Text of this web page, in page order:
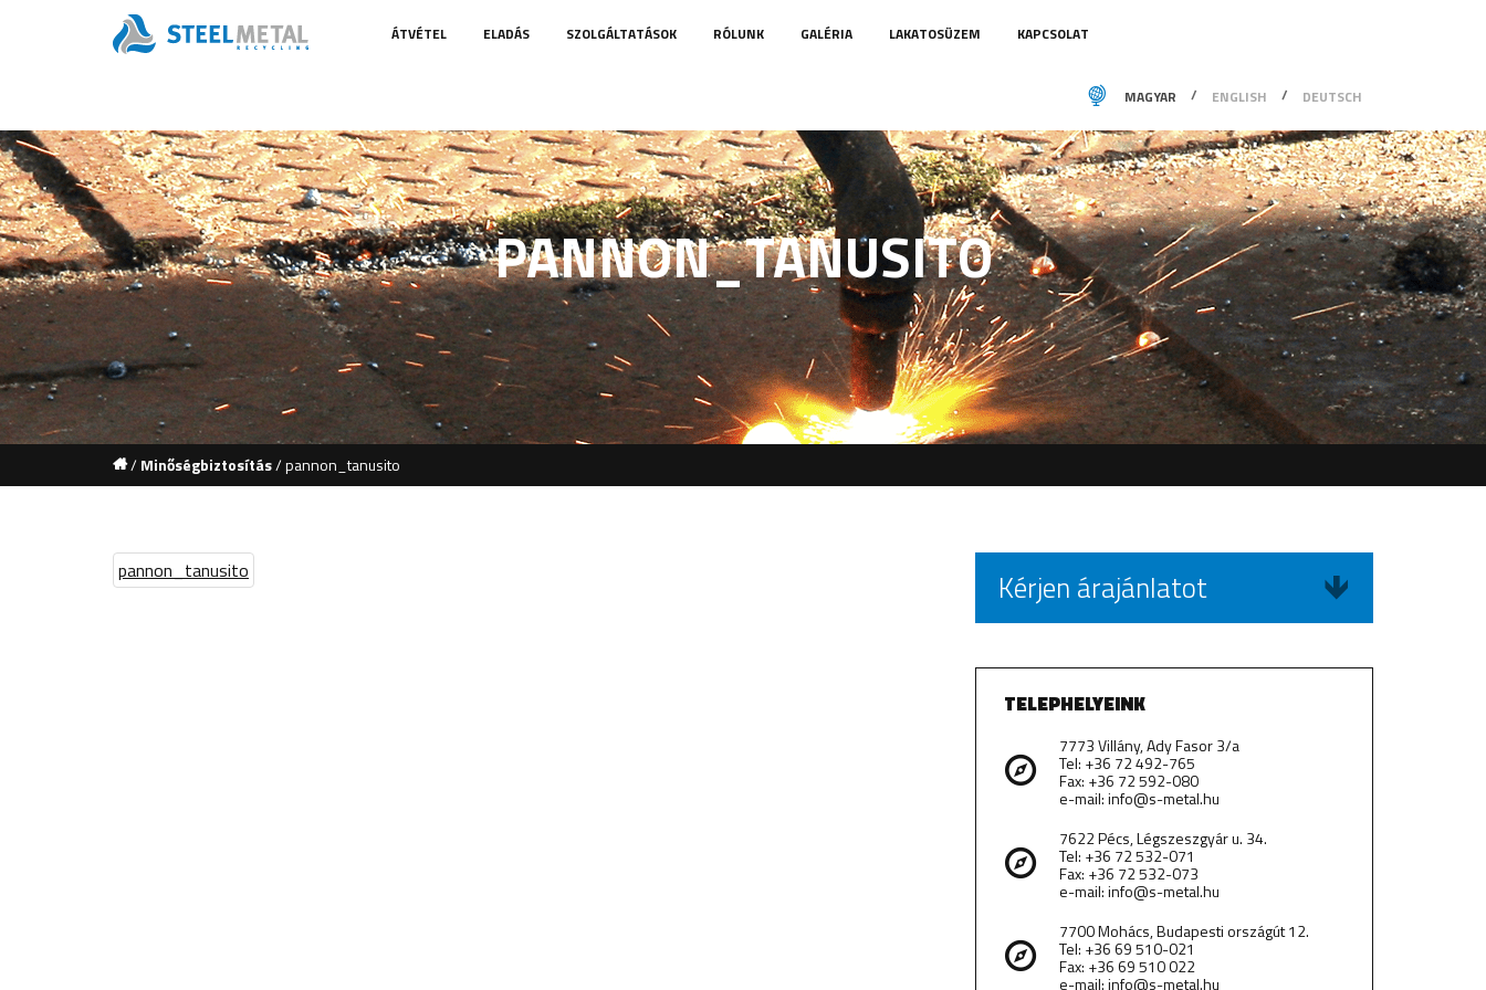
ÁTVÉTEL ELADÁS SZOLGÁLTATÁSOK RÓLUNK GALÉRIA LAKATOSÜZEM KAPCSOLAT
MAGYAR ENGLISH DEUTSCH
PANNON_TANUSITO
1/Minőségbiztosítás/pannon_tanusito
pannon_tanusito Kérjen árajánlatot
TELEPHELYEINK
7773 Villány, Ady Fasor 3/a
Tel: +36 72 492-765
Fax: +36 72 592-080
e-mail: info@s-metal.hu
7622 Pécs, Légszeszgyár u. 34.
Tel: +36 72 532-071
Fax: +36 72 532-073
e-mail: info@s-metal.hu
7700 Mohács, Budapesti országút 12.
Tel: +36 69 510-021
Fax: +36 69 510 022
e-mail: info@s-metal.hu